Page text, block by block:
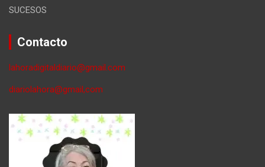
SUCESOS
Contacto
lahoradigitaldiario@gmail.com
diariolahora@gmail,com